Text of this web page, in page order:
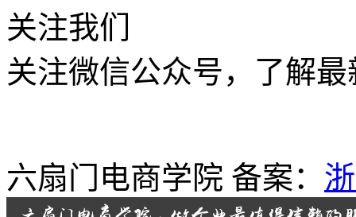
关注我们
关注微信公众号，了解
六扇门电商学院 备案：